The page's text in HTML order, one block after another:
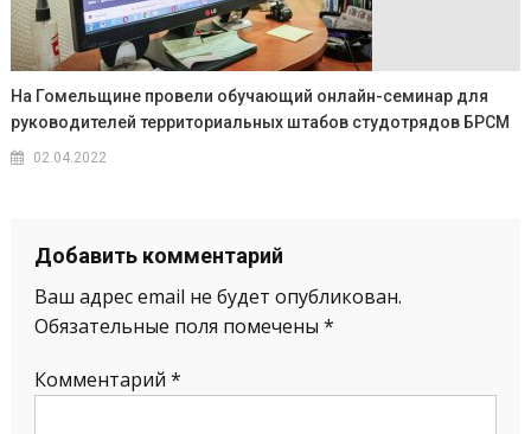
На Гомельщине провели обучающий онлайн-семинар для
руководителей территориальных штабов студотрядов БРСМ
02.04.2022
Добавить комментарий
Ваш адрес email не будет опубликован.
Обязательные поля помечены *
Комментарий *